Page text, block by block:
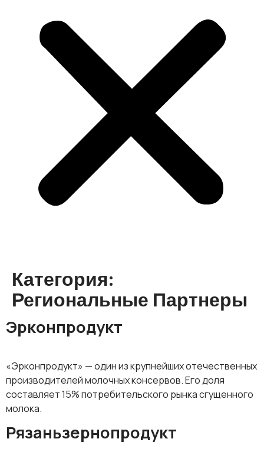
Категория:
Региональные Партнеры
Эрконпродукт
«Эрконпродукт» — один из крупнейших отечественных
производителей молочных консервов. Его доля
составляет 15% потребительского рынка сгущенного
молока.
Рязаньзернопродукт